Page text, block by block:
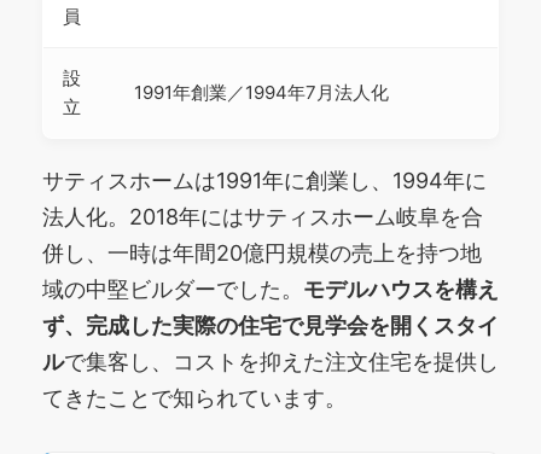
員
設
立
1991年創業／1994年7月法人化
サティスホームは1991年に創業し、1994年に
法人化。2018年にはサティスホーム岐阜を合
併し、一時は年間20億円規模の売上を持つ地
域の中堅ビルダーでした。 モデルハウスを構え
ず、完成した実際の住宅で見学会を開くスタイ
ルで集客し、コストを抑えた注文住宅を提供し
てきたことで知られています。